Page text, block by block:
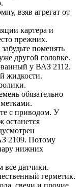
взяв агрегат от
картера и
прежних.
поменять
другой головке.
у ВАЗ 2112.
жидкости.
обязательно
метками.
с приводом. У
останется
2109. Потому
нижних
все датчики.
герметик.